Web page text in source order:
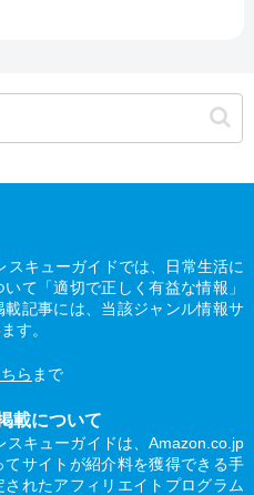
キューガイドでは、日常生活に
て「適切で正しく有益な情報」
記事には、当該ジャンル情報サ
す。
ら まで
載について
スキューガイドは、Amazon.co.jp
サイトが紹介料を獲得できる手
れたアフィリエイトプログラム